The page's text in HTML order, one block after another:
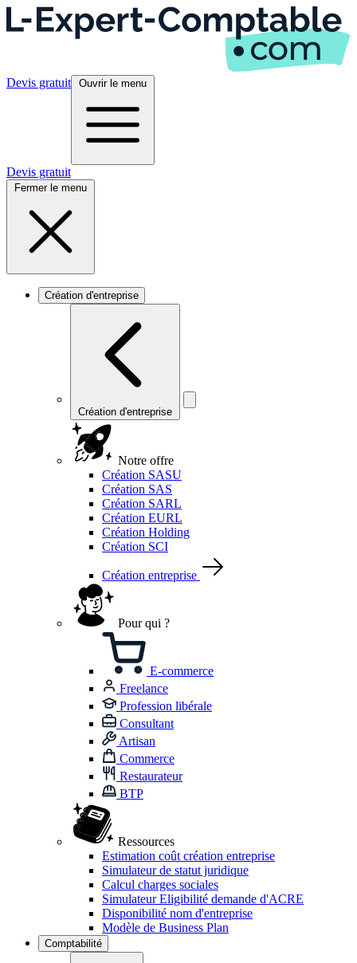
Devis gratuit Ouvrir le menu
Devis gratuit
Fermer le menu
Création d'entreprise
Création d'entreprise
Notre offre
Création SASU
Création SAS
Création SARL
Création EURL
Création Holding
Création SCI
Création entreprise
Pour qui ?
E-commerce
Freelance
Profession libérale
Consultant
Artisan
Commerce
Restaurateur
BTP
Ressources
Estimation coût création entreprise
Simulateur de statut juridique
Calcul charges sociales
Simulateur Eligibilité demande d'ACRE
Disponibilité nom d'entreprise
Modèle de Business Plan
Comptabilité